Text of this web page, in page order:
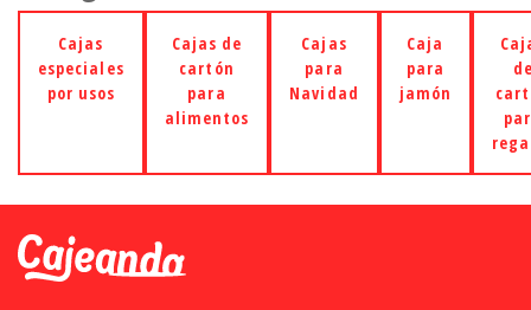
Cajas
especiales
por usos
Cajas de
cartón
para
alimentos
Cajas
para
Navidad
Caja
para
jamón